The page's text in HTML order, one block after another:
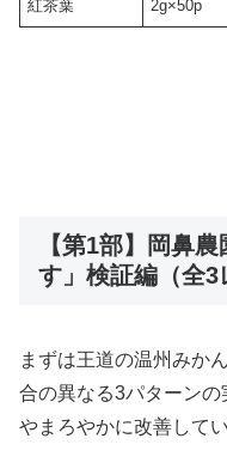
紅茶葉 2g×50p
【第1部】岡鼻
す」検証編（全3
まずは王道の温州みか
合の異なる3パターン
やまろやかに改善して